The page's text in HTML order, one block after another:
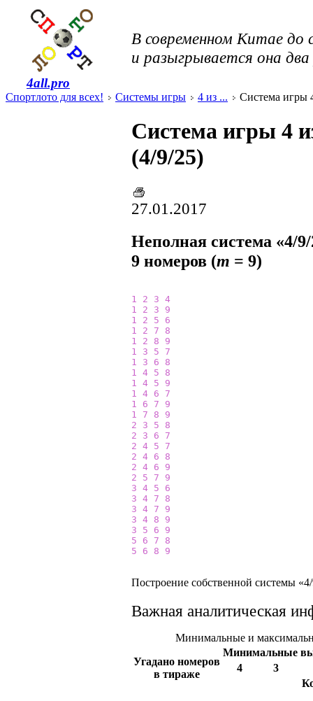
4all.pro
В современном Китае до
и разыгрывается она два
Спортлото для всех! Системы игры 4 из ... Система игры
Система игры 4
(4/9/25)
27.01.2017
Неполная система «4/
9 номеров (m = 9)
1 2 3 4
1
2 3
9
1
2 5
6
1
2 7
8
1
2 8
9
1
3 5
7
1
3 6
8
1 4 5
8
1 4 5
9
1 4 6
7
1
6 7
9
1
7 8
9
2
3 5
8
2
3 6
7
2 4 5
7
2 4 6
8
2 4 6
9
2
5 7
9
3 4 5
6
3 4 7
8
3 4 7
9
3 4 8
9
3
5 6
9
5
6 7
8
5
6 8 9
Построение собственной системы
Важная аналитическая
Минимальные и
Угадано номеров
в тираже
Минимальные
4
3